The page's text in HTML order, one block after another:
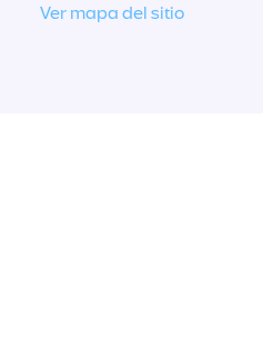
Ver mapa del sitio